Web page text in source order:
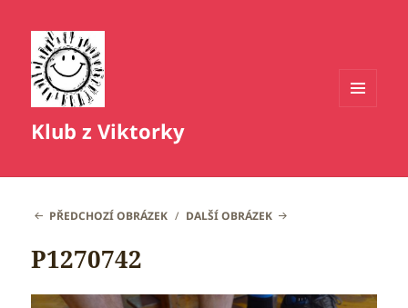
Klub z Viktorky
PŘEDCHOZÍ OBRÁZEK DALŠÍ OBRÁZEK
P1270742